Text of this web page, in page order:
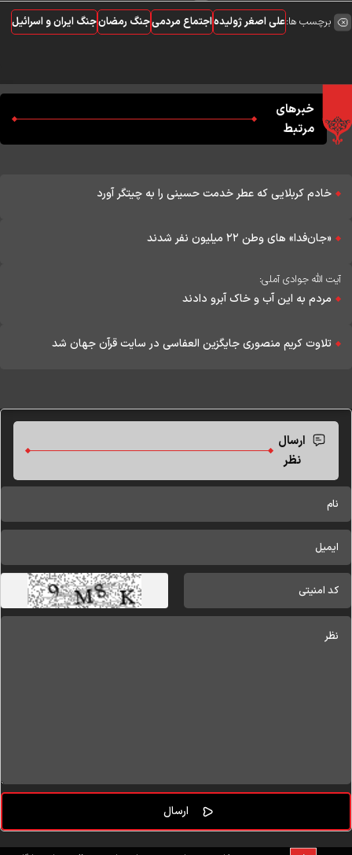
برچسب ها:علی اصغر ژولیدهاجتماع مردمیجنگ رمضانجنگ ایران و اسرائیل
خبرهای
مرتبط
خادم کربلایی که عطر خدمت حسینی را به چیتگر آورد
«جان‌فدا» های وطن ۲۲ میلیون نفر شدند
آیت الله جوادی آملی:
مردم به این آب و خاک آبرو دادند
تلاوت کریم منصوری جایگزین العفاسی در سایت قرآن جهان شد
ارسال
نظر